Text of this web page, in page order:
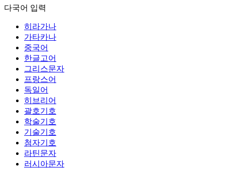
다국어 입력
히라가나
가타카나
중국어
한글고어
그리스문자
프랑스어
독일어
히브리어
괄호기호
학술기호
기술기호
첨자기호
라틴문자
러시아문자